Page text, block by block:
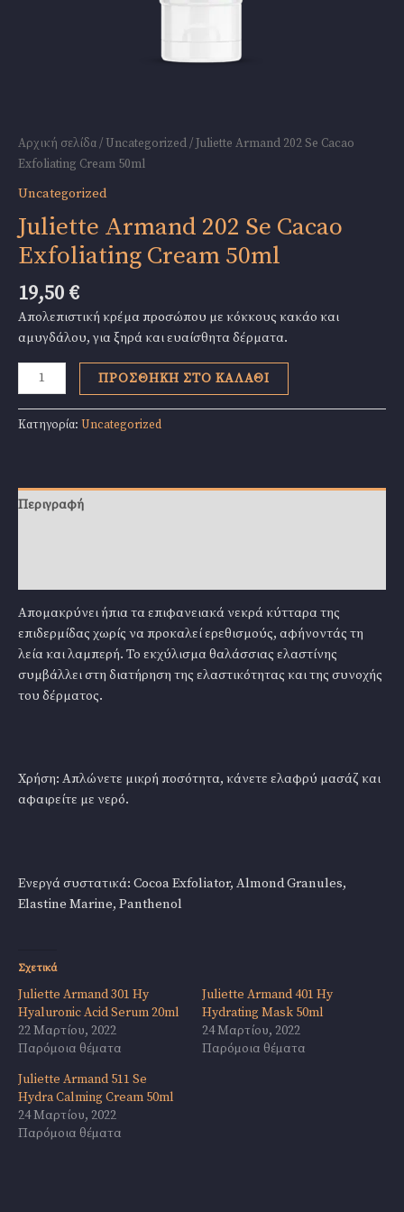
Αρχική σελίδα/ Uncategorized/ Juliette Armand 202 Se Cacao
Exfoliating Cream 50ml
Uncategorized
Juliette Armand 202 Se Cacao
Exfoliating Cream 50ml
19,50 €
Απολεπιστική κρέμα προσώπου με κόκκους κακάο και
αμυγδάλου, για ξηρά και ευαίσθητα δέρματα.
Juliette
Armand
202
Se
Cream
50ml
ΠΡΟΣΘΉΚΗ ΣΤΟ ΚΑΛΆΘΙ
Κατηγορία: Uncategorized
Περιγραφή
Απομακρύνει ήπια τα επιφανειακά νεκρά κύτταρα της
επιδερμίδας χωρίς να προκαλεί ερεθισμούς, αφήνοντάς τη
λεία και λαμπερή. Το εκχύλισμα θαλάσσιας ελαστίνης
συμβάλλει στη διατήρηση της ελαστικότητας και της συνοχής
του δέρματος.
Χρήση: Απλώνετε μικρή ποσότητα, κάνετε ελαφρύ μασάζ και
αφαιρείτε με νερό.
Ενεργά συστατικά: Cocoa Exfoliator, Almond Granules,
Elastine Marine, Panthenol
Σχετικά
Juliette Armand 301 Hy
Hyaluronic Acid Serum 20ml
22 Μαρτίου, 2022
Παρόμοια θέματα
Juliette Armand 401 Hy
Hydrating Mask 50ml
24 Μαρτίου, 2022
Παρόμοια θέματα
Juliette Armand 511 Se
Hydra Calming Cream 50ml
24 Μαρτίου, 2022
Παρόμοια θέματα